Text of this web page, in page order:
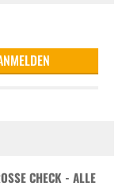
CHECK - ALLE D